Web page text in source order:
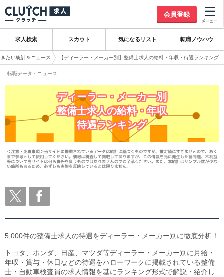
会員登録
求人検索 スカウト 気になるリスト 転職ノウハウ
たい統計＆ニュース 【ディーラー・メーカー別】整備士求人の給料・年収・待遇ランキング
転職データ・ニュース
ディーラー・メーカー別
整備士求人の給料・年収
待遇ランキング
5,000件の整備士求人の待遇をディーラー・メーカー別に徹底分析！
トヨタ、ホンダ、日産、マツダ等ディーラー・メーカー別に月給・
年収・賞与・休日などの待遇をハローワークに掲載されている整備
士・自動車検査員の求人情報を基にランキング形式で解説・紹介し